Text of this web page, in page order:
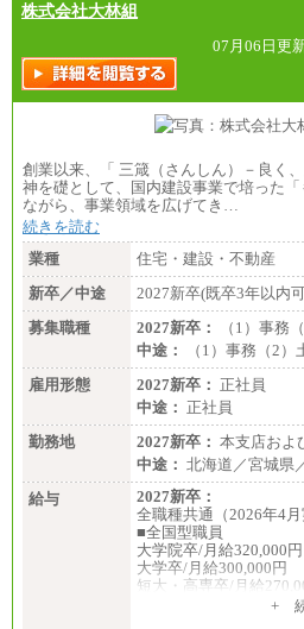
株式会社大林組
07月06日更
創業以来、「 三箴（さんしん）－良く
神を礎として、国内建設事業で培った
ながら、事業領域を広げてき…
続きを読む
業種
住宅・建設・不動産
新卒／中途
2027新卒(既卒3年以内
募集職種
2027新卒：
（1）事務
中途：
（1）事務（2
雇用形態
2027新卒： 正社員
中途： 正社員
勤務地
2027新卒： 本支店お
中途： 北海道／宮城県
給与
2027新卒：
全職種共通（2026年4月
■全国型職員
大学院卒/月給320,000円
大学卒/月給300,000円
短大・高専卒/月給
+